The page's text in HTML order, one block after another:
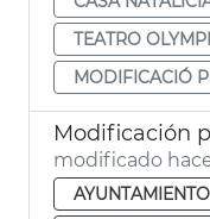
TEATRO
MODIFICACIÓ
modificado
AYUNTAMIENTO